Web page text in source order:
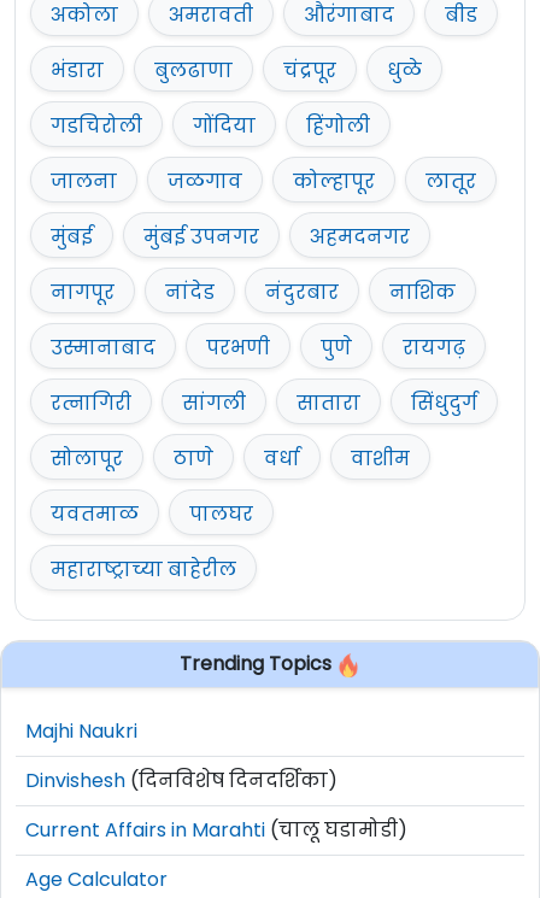
अकोला अमरावती औरंगाबाद
बीड
भंडारा
बुलढाणा चंद्रपूर
धुळे
गडचिरोली
गोंदिया
हिंगोली
जालना
जळगाव कोल्हापूर
लातूर
मुंबई
मुंबई उपनगर
अहमदनगर
नागपूर
नांदेड नंदुरबार
नाशिक
उस्मानाबाद
परभणी पुणे
रायगढ़
रत्नागिरी
सांगली सातारा
सिंधुदुर्ग
सोलापूर
ठाणे वर्धा
वाशीम
यवतमाळ
पालघर
महाराष्ट्राच्या बाहेरील
Trending Topics
Majhi Naukri
Dinvishesh (दिनविशेष दिनदर्शिका)
Current Affairs in Marahti (चालू घडामोडी)
Age Calculator